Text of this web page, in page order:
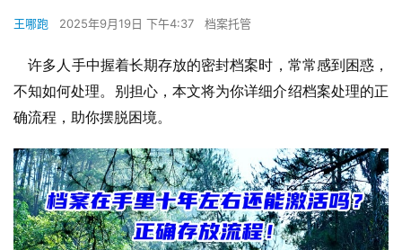
王哪跑 2025年9月19日 下午4:37 档案托管
许多人手中握着长期存放的密封档案时，常常感到困惑，
不知如何处理。别担心，本文将为你详细介绍档案处理的正
确流程，助你摆脱困境。